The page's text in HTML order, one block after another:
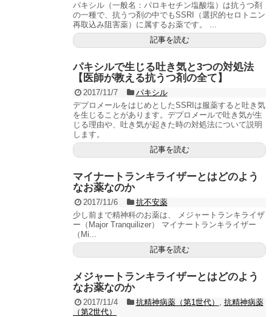
パキシル（一般名：パロキセチン塩酸塩）は抗うつ剤
の一種で、抗うつ剤の中でもSSRI（選択的セロトニン
再取込み阻害薬）に属するお薬です。 ...
記事を読む
パキシルで生じる吐き気と3つの対処法
【医師が教える抗うつ剤の全て】
2017/11/7
パキシル
デプロメールをはじめとしたSSRIは服薬すると吐き気
を生じることがあります。デプロメールで吐き気が生
じる理由や、吐き気が起きた時の対処法について説明
します。
記事を読む
マイナートランキライザーとはどのよう
なお薬なのか
2017/11/6
抗不安薬
少し前まで精神科のお薬は、 メジャートランキライザ
ー（Major Tranquilizer） マイナートランキライザー
（Mi...
記事を読む
メジャートランキライザーとはどのよう
なお薬なのか
2017/11/4 抗精神病薬（第1世代） , 抗精神病薬
（第2世代）